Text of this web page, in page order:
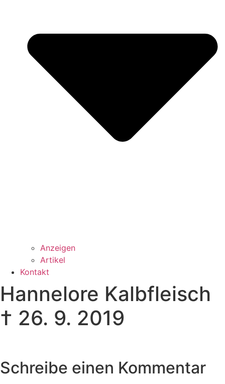
Anzeigen
Artikel
Kontakt
Hannelore Kalbfleisch
† 26. 9. 2019
Schreibe einen Kommentar